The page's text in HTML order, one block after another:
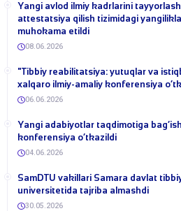
Yangi avlod ilmiy kadrlarini
attestatsiya qilish tizimidagi
muhokama etildi
08.06.2026
​"Tibbiy reabilitatsiya: yutuqlar va
xalqaro ilmiy-amaliy konferensiya
06.06.2026
​Yangi adabiyotlar taqdimotiga
konferensiya o‘tkazildi
04.06.2026
SamDTU vakillari Samara davlat
universitetida tajriba almashdi
30.05.2026